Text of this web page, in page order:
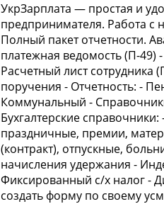
УкрЗарплата — простая и
предпринимателя. Работа с
Полный пакет отчетности.
платежная ведомость (П-49)
Расчетный лист
поручения - Отчетность: -
Коммунальный -
Бухгалтерские
праздничные, премии,
(контракт), отпускные,
начисления удержания -
Фиксированный с/х налог -
создать форму по своему